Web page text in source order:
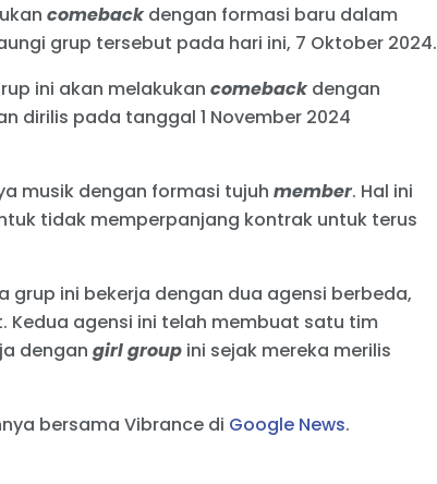
comebackdengan formasi baru dalam
grup tersebut pada hari ini, 7 Oktober 2024.
ini akan melakukan comebackdengan
dirilis pada tanggal 1 November 2024
musik dengan formasi tujuh member. Hal ini
tidak memperpanjang kontrak untuk terus
grup ini bekerja dengan dua agensi berbeda,
Kedua agensi ini telah membuat satu tim
dengan girl group ini sejak mereka merilis
bersama Vibrance di Google News.